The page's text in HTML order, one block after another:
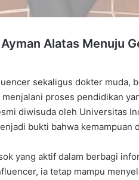
Alatas Menuju
sekaligus dokter muda,
proses pendidikan
diwisuda oleh Universitas
bukti bahwa kemampuan
yang aktif dalam berbagi
ia tetap mampu